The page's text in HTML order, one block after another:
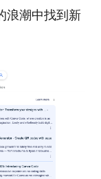
浪潮中找到新